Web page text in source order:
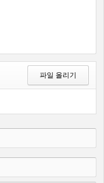
파일 올리기